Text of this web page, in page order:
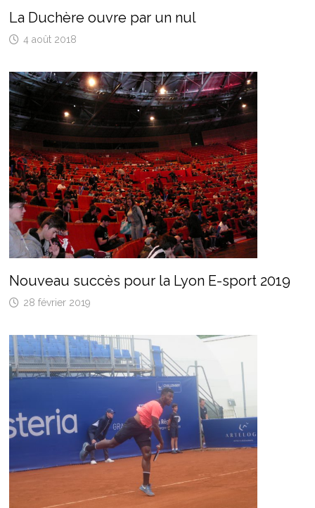
La Duchère ouvre par un nul
4 août 2018
Nouveau succès pour la Lyon E-sport 2019
28 février 2019